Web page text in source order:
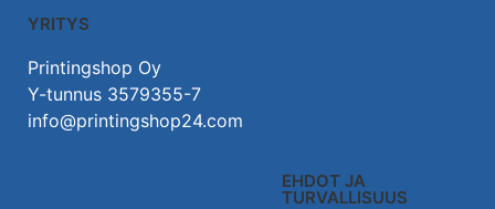
YRITYS
Printingshop Oy
Y-tunnus 3579355-7
info@printingshop24.com
EHDOT JA
TURVALLISUUS